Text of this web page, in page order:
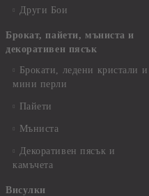
Други Бои
Брокат, пайети, мъниста и
декоративен пясък
Брокати, ледени кристали и
мини перли
Пайети
Мъниста
Декоративен пясък и
камъчета
Висулки